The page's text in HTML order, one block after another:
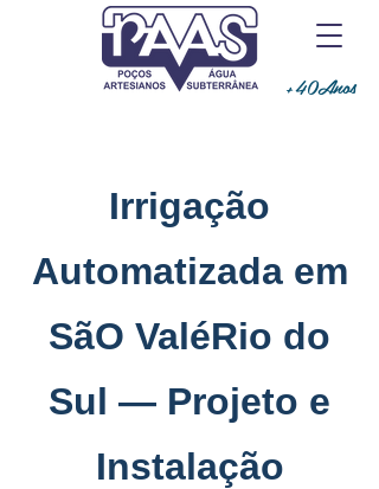
+40Anos
Irrigação
Automatizada em
SãO ValéRio do
Sul — Projeto e
Instalação